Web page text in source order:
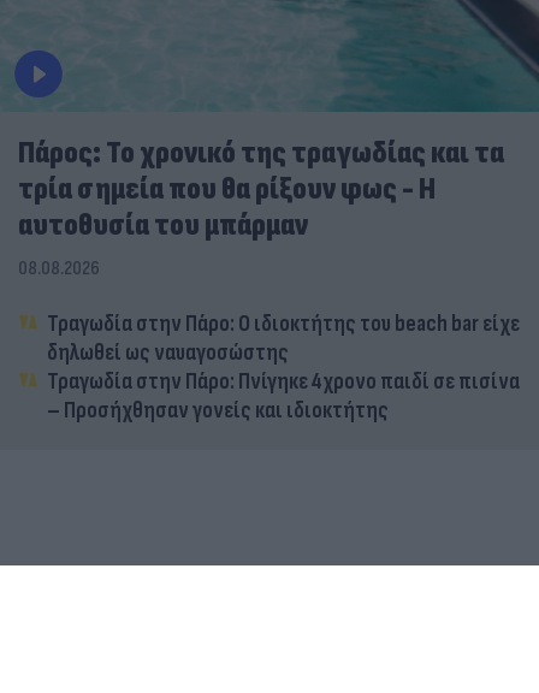
Πάρος: Το χρονικό της τραγωδίας και τα
τρία σημεία που θα ρίξουν φως - Η
αυτοθυσία του μπάρμαν
08.08.2026
Τραγωδία στην Πάρο: Ο ιδιοκτήτης του beach bar είχε
δηλωθεί ως ναυαγοσώστης
Τραγωδία στην Πάρο: Πνίγηκε 4χρονο παιδί σε πισίνα
– Προσήχθησαν γονείς και ιδιοκτήτης